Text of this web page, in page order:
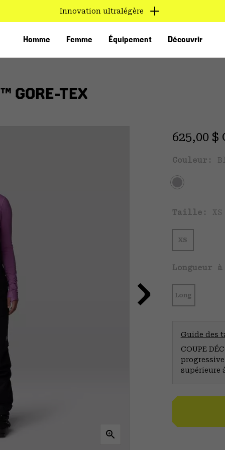
Innovation ultralégère
Homme Femme Équipement Découvrir
GORE-TEX
Regular
625,00 $
Couleur:
Taille: XS
XS
Longueur
Long
Guide des
COUPE
supérieure